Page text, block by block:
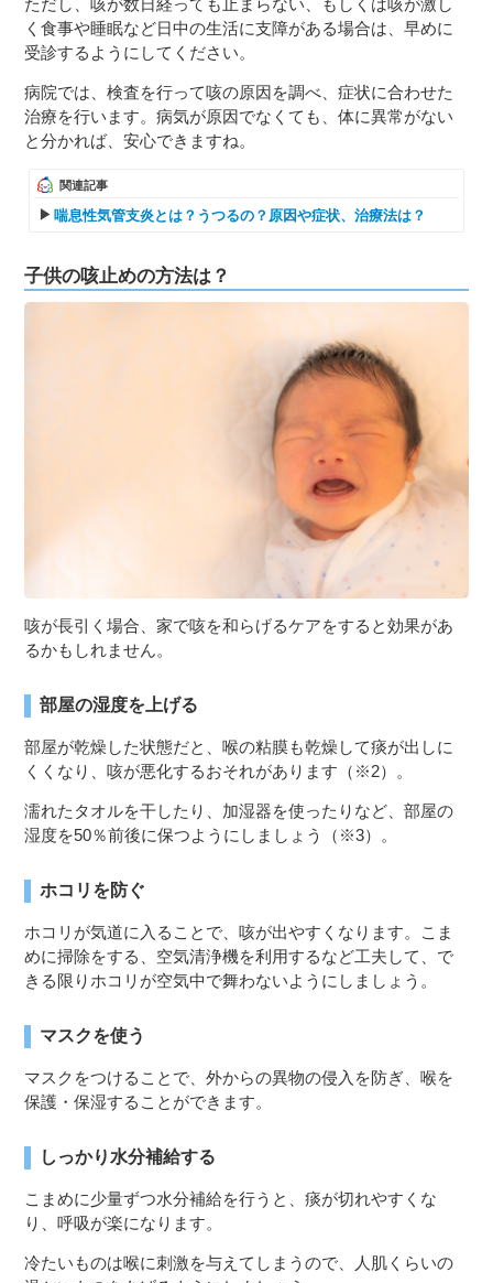
ただし、咳が数日経っても止まらない、もしくは咳が激し
く食事や睡眠など日中の生活に支障がある場合は、早めに
受診するようにしてください。
病院では、検査を行って咳の原因を調べ、症状に合わせた
治療を行います。病気が原因でなくても、体に異常がない
と分かれば、安心できますね。
関連記事
喘息性気管支炎とは？うつるの？原因や症状、治療法は？
子供の咳止めの方法は？
咳が長引く場合、家で咳を和らげるケアをすると効果があ
るかもしれません。
部屋の湿度を上げる
部屋が乾燥した状態だと、喉の粘膜も乾燥して痰が出しに
くくなり、咳が悪化するおそれがあります（※2）。
濡れたタオルを干したり、加湿器を使ったりなど、部屋の
湿度を50％前後に保つようにしましょう（※3）。
ホコリを防ぐ
ホコリが気道に入ることで、咳が出やすくなります。こま
めに掃除をする、空気清浄機を利用するなど工夫して、で
きる限りホコリが空気中で舞わないようにしましょう。
マスクを使う
マスクをつけることで、外からの異物の侵入を防ぎ、喉を
保護・保湿することができます。
しっかり水分補給する
こまめに少量ずつ水分補給を行うと、痰が切れやすくな
り、呼吸が楽になります。
冷たいものは喉に刺激を与えてしまうので、人肌くらいの